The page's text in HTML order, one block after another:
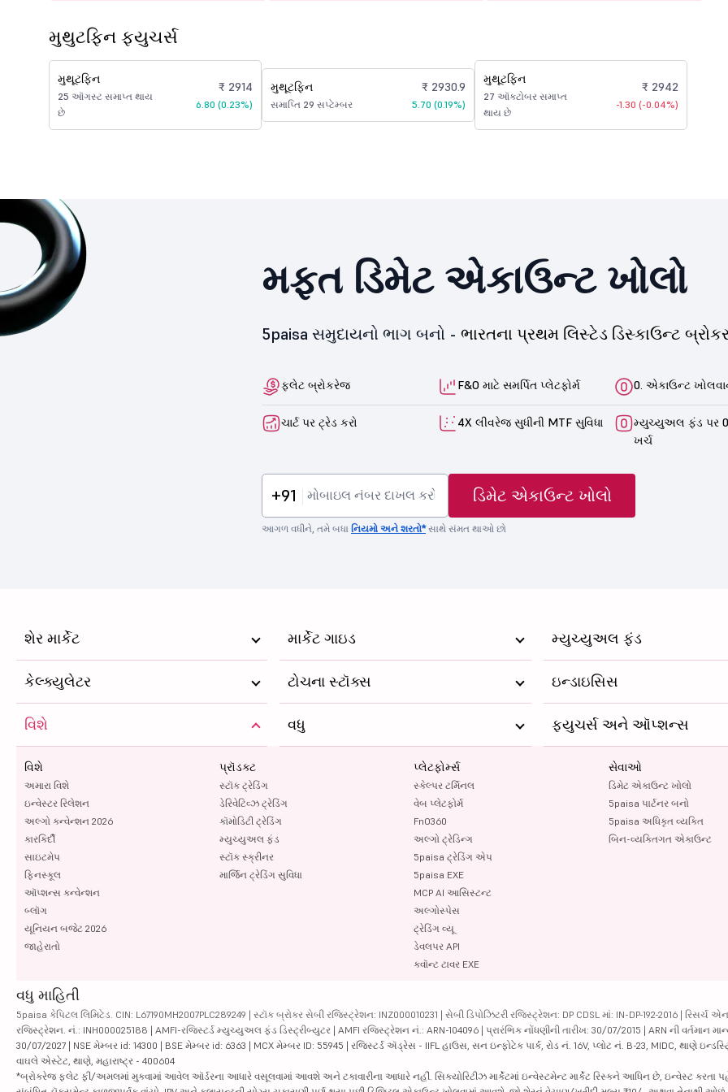
મુથુટફિન ફ્યુચર્સ
મુથૂટફિન
25 ઑગસ્ટ સમાપ્ત થાય
છે
₹ 2914
6.80 (0.23%)
મુથૂટફિન
સમાપ્તિ 29 સપ્ટેમ્બર
₹ 2930.9
5.70 (0.19%)
મુથૂટફિન
27 ઑક્ટોબર સમાપ્ત
થાય છે
₹ 2942
-1.30 (-0.04%)
મફત ડિમેટ એકાઉન્ટ ખોલો
5paisa સમુદાયનો ભાગ બનો - ભારતના પ્રથમ લિસ્ટેડ ડિસ્કાઉન્ટ
ફ્લેટ બ્રોકરેજ F&O માટે સમર્પિત પ્લેટફોર્મ 0. એકાઉન્ટ
ચાર્ટ પર ટ્રેડ કરો 4X લીવરેજ સુધીની MTF સુવિધા
મ્યુચ્યુઅલ ફંડ પર
ખર્ચ
+91 ડિમેટ એકાઉન્ટ ખોલો
આગળ વધીને, તમે બધા નિયમો અને શરતો*સાથે સંમત થાઓ છો
શેર માર્કેટ માર્કેટ ગાઇડ મ્યુચ્યુઅલ ફંડ
કેલ્ક્યુલેટર ટોચના સ્ટૉક્સ ઇન્ડાઇસિસ
વિશે
વિશે
અમારા વિશે
ઇન્વેસ્ટર રિલેશન
અલ્ગો કન્વેન્શન 2026
કારકિર્દી
સાઇટમેપ
ફિનસ્કૂલ
ઑપ્શન્સ કન્વેન્શન
બ્લૉગ
યૂનિયન બજેટ 2026
જાહેરાતો
પ્રૉડક્ટ
સ્ટૉક ટ્રેડિંગ
ડેરિવેટિવ્ઝ ટ્રેડિંગ
કૉમોડિટી ટ્રેડિંગ
મ્યુચ્યુઅલ ફંડ
સ્ટૉક સ્ક્રીનર
માર્જિન ટ્રેડિંગ સુવિધા
પ્લેટફોર્મ્સ
સ્કેલ્પર ટર્મિનલ
વેબ પ્લેટફોર્મ
FnO360
અલ્ગો ટ્રેડિન્ગ
5paisa ટ્રેડિંગ એપ
5paisa EXE
MCP AI આસિસ્ટન્ટ
અલ્ગોસ્પેસ
ટ્રેડિંગ વ્યૂ
ડેવલપર API
ક્વૉન્ટ ટાવર EXE
સેવાઓ
ડિમેટ એકાઉન્ટ ખોલો
5paisa પાર્ટનર બનો
5paisa અધિકૃત વ્યક્તિ
બિન-વ્યક્તિગત એકાઉન્ટ
વધુ ફ્યુચર્સ અને ઑપ્શન્સ
વધુ માહિતી
5paisa કેપિટલ લિમિટેડ. CIN: L67190MH2007PLC289249 | સ્ટૉક બ્રોકર સેબી રજિસ્ટ્રેશન: INZ000010231 | સેબી ડિપોઝિટરી રજિસ્ટ્રેશન: DP CDSL માં: IN-DP-192-2016 | રિસર્ચ
રજિસ્ટ્રેશન. નં.: INH000025188 | AMFI-રજિસ્ટર્ડ મ્યુચ્યુઅલ ફંડ ડિસ્ટ્રીબ્યુટર | AMFI રજિસ્ટ્રેશન નં.: ARN-104096 | પ્રારંભિક નોંધણીની તારીખ: 30/07/2015 | ARN ની વર્તમાન
30/07/2027 | NSE મેમ્બર id: 14300 | BSE મેમ્બર id: 6363 | MCX મેમ્બર ID: 55945 | રજિસ્ટર્ડ ઍડ્રેસ - IIFL હાઉસ, સન ઇન્ફોટેક પાર્ક, રોડ નં. 16V, પ્લોટ નં. B-23, MIDC, થાણે
વાઘલે એસ્ટેટ, થાણે, મહારાષ્ટ્ર - 400604
*બ્રોકરેજ ફ્લેટ ફી/અમલમાં મુકવામાં આવેલ ઑર્ડરના આધારે વસૂલવામાં આવશે અને ટકાવારીના આધારે નહીં. સિક્યોરિટીઝ માર્કેટમાં ઇન્વેસ્ટમેન્ટ માર્કેટ રિસ્કને આધિન છે, ઇન્વેસ્ટ કરતા